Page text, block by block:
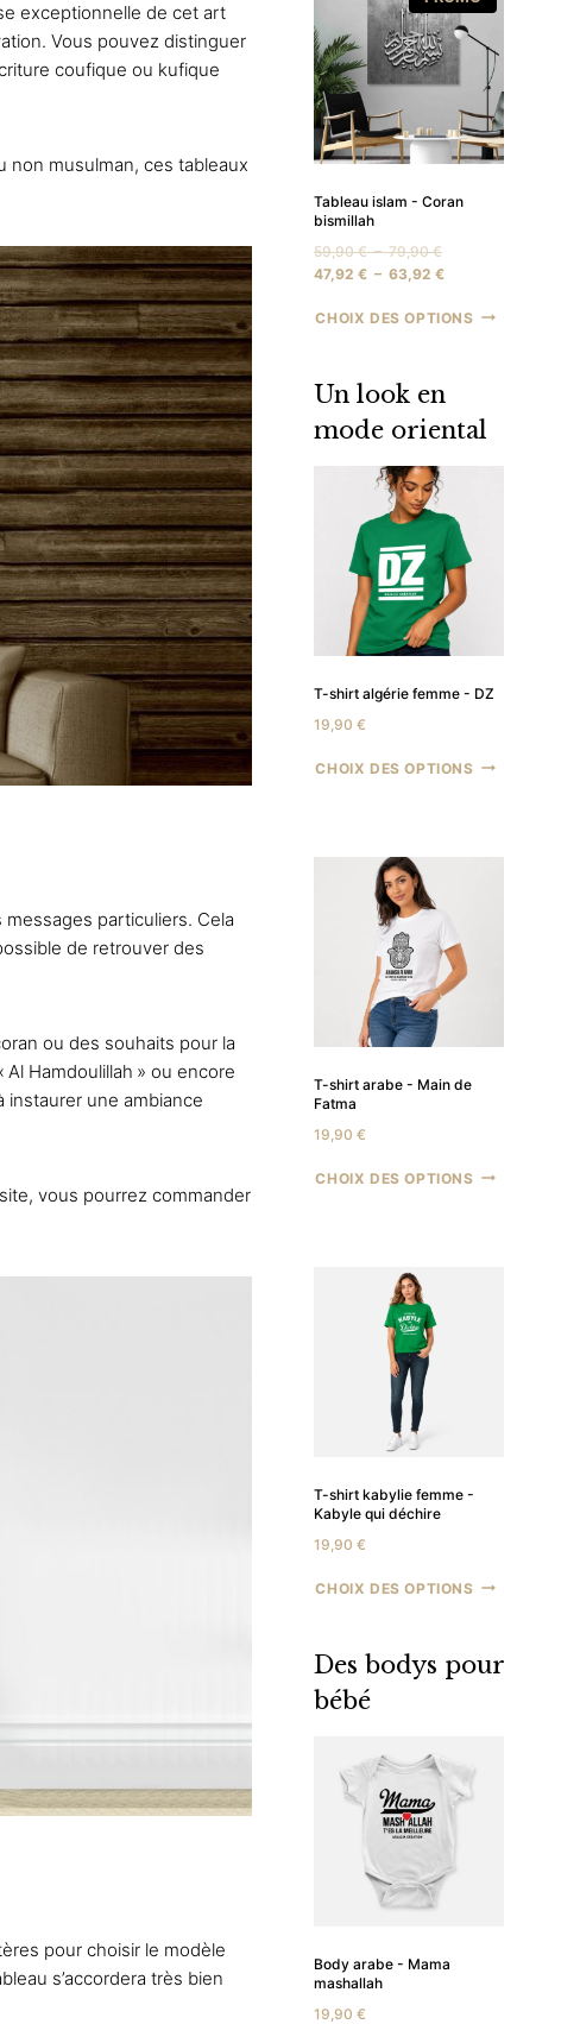
exceptionnelle de cet art
Vous pouvez distinguer
coufique ou kufique
non musulman, ces tableaux
particuliers. Cela
de retrouver des
ou des souhaits pour la
Hamdoulillah » ou encore
instaurer une ambiance
vous pourrez commander
pour choisir le modèle
s’accordera très bien
EN
Tableau islam - Coran
bismillah
59,90€ – 79,90€Plage
de
59,90 €
47,92 € – 63,92 €Plage
prix :
CHOIX DES OPTIONS
Un look en
mode oriental
T-shirt algérie femme - DZ
19,90 €
CHOIX DES OPTIONS
T-shirt arabe - Main de
Fatma
19,90 €
CHOIX DES OPTIONS
T-shirt kabylie femme -
Kabyle qui déchire
19,90 €
CHOIX DES OPTIONS
Des bodys pour
bébé
Body arabe - Mama
mashallah
19,90 €